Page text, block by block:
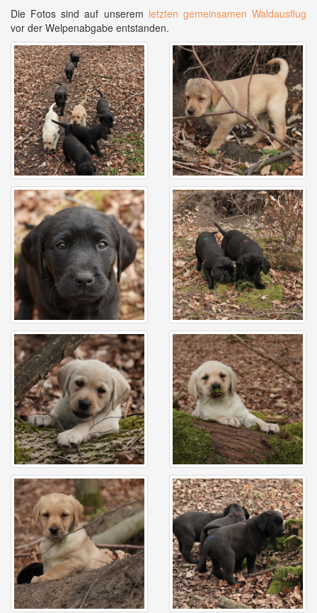
Die Fotos sind auf unserem letzten gemeinsamen Waldausflug
vor der Welpenabgabe entstanden.